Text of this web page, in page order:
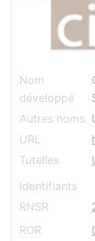
Nom
développé
Autres noms
URL
Tutelles
Identifiants
RNSR
ROR